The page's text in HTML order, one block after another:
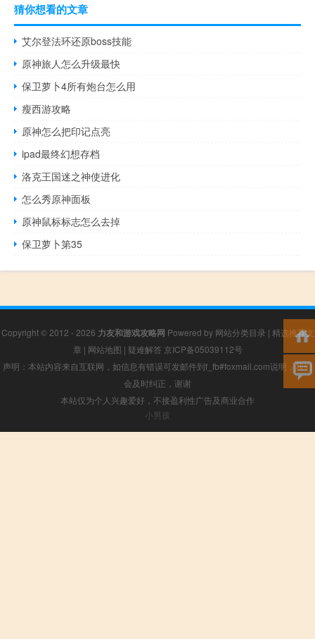
猜你想看的文章
艾尔登法环还原boss技能
原神旅人怎么升级最快
保卫萝卜4所有炮台怎么用
瘦西游攻略
原神怎么把印记点亮
ipad最终幻想存档
洛克王国迷之神使进化
怎么秀原神面板
原神鼠标标志怎么去掉
保卫萝卜第35
Copyright © 2012 - 2026 力友和游戏攻略网 Powered by 网站分类目录 | 精选推荐文
章 | 网站地图 | 疑难解答 京ICP备05039112号
声明：本站内容来自互联网，如信息有错误可发邮件到f_fb#foxmail.com说明，我们
会及时纠正，谢谢
本站仅为个人兴趣爱好，不接盈利性广告及商业合作
小男孩